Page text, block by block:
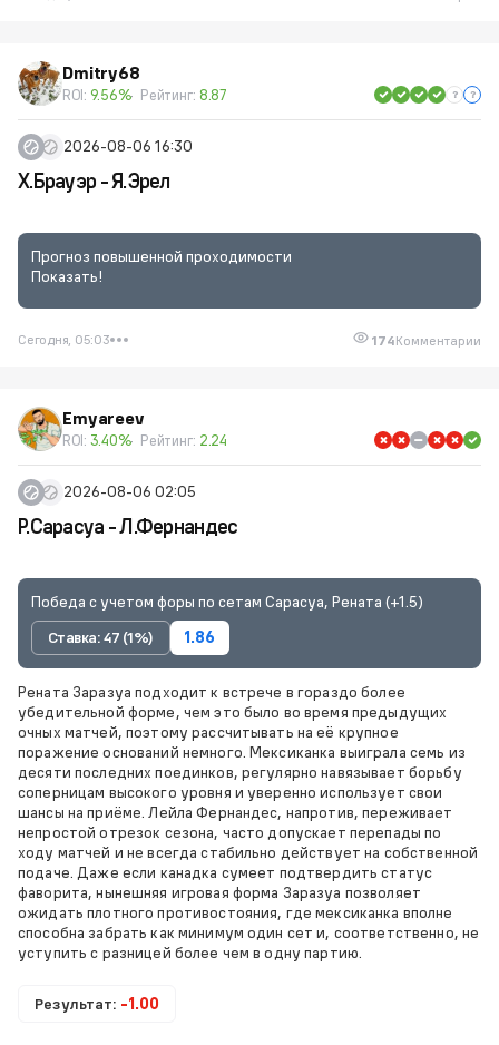
Dmitry68
ROI: 9.56% Рейтинг: 8.87
2026-08-06 16:30
Х.Брауэр - Я.Эрел
Прогноз повышенной проходимости
Показать!
Сегодня, 05:03 174Комментарии
Emyareev
ROI: 3.40% Рейтинг: 2.24
2026-08-06 02:05
Р.Сарасуа - Л.Фернандес
Победа с учетом форы по сетам Сарасуа, Рената (+1.5)
Ставка: 47 (1%)
1.86
Рената Заразуа подходит к встрече в гораздо более
убедительной форме, чем это было во время предыдущих
очных матчей, поэтому рассчитывать на её крупное
поражение оснований немного. Мексиканка выиграла семь из
десяти последних поединков, регулярно навязывает борьбу
соперницам высокого уровня и уверенно использует свои
шансы на приёме. Лейла Фернандес, напротив, переживает
непростой отрезок сезона, часто допускает перепады по
ходу матчей и не всегда стабильно действует на собственной
подаче. Даже если канадка сумеет подтвердить статус
фаворита, нынешняя игровая форма Заразуа позволяет
ожидать плотного противостояния, где мексиканка вполне
способна забрать как минимум один сет и, соответственно, не
уступить с разницей более чем в одну партию.
Результат: -1.00